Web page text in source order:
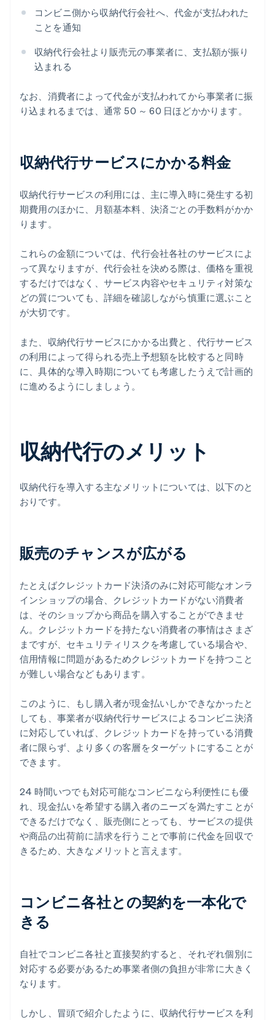
コンビニ側から収納代行会社へ、代金が支払われた
ことを通知
収納代行会社より販売元の事業者に、支払額が振り
込まれる
なお、消費者によって代金が支払われてから事業者に振
り込まれるまでは、通常 50 ～ 60 日ほどかかります。
収納代行サービスにかかる料金
収納代行サービスの利用には、主に導入時に発生する初
期費用のほかに、月額基本料、決済ごとの手数料がかか
ります。
これらの金額については、代行会社各社のサービスによ
って異なりますが、代行会社を決める際は、価格を重視
するだけではなく、サービス内容やセキュリティ対策な
どの質についても、詳細を確認しながら慎重に選ぶこと
が大切です。
また、収納代行サービスにかかる出費と、代行サービス
の利用によって得られる売上予想額を比較すると同時
に、具体的な導入時期についても考慮したうえで計画的
に進めるようにしましょう。
収納代行のメリット
収納代行を導入する主なメリットについては、以下のと
おりです。
販売のチャンスが広がる
たとえばクレジットカード決済のみに対応可能なオンラ
インショップの場合、クレジットカードがない消費者
は、そのショップから商品を購入することができませ
ん。クレジットカードを持たない消費者の事情はさまざ
まですが、セキュリティリスクを考慮している場合や、
信用情報に問題があるためクレジットカードを持つこと
が難しい場合などもあります。
このように、もし購入者が現金払いしかできなかったと
しても、事業者が収納代行サービスによるコンビニ決済
に対応していれば、クレジットカードを持っている消費
者に限らず、より多くの客層をターゲットにすることが
できます。
24 時間いつでも対応可能なコンビニなら利便性にも優
れ、現金払いを希望する購入者のニーズを満たすことが
できるだけでなく、販売側にとっても、サービスの提供
や商品の出荷前に請求を行うことで事前に代金を回収で
きるため、大きなメリットと言えます。
コンビニ各社との契約を一本化で
きる
自社でコンビニ各社と直接契約すると、それぞれ個別に
対応する必要があるため事業者側の負担が非常に大きく
なります。
しかし、冒頭で紹介したように、収納代行サービスを利